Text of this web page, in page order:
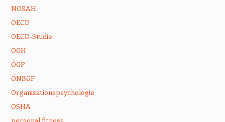
NORAH
OECD
OECD-Studie
OGH
ÖGP
ÖNBGF
Organisationspsychologie
OSHA